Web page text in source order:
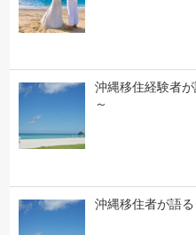
沖縄移住経験者
～
沖縄移住者が語